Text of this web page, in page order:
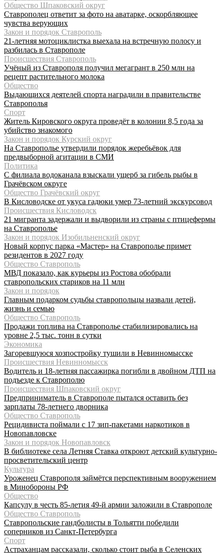
Общество Шпаковский округ
Ставрополец ответит за фото на аватарке, оскорбляющее
чувства верующих
Закон и порядок Ставрополь
21-летняя мотоциклистка выехала на встречную полосу и
разбилась в Ставрополе
Происшествия Ставрополь
Учёный из Ставрополя получил мегагрант в 250 млн на
рецепт растительного молока
Общество
Выдающихся деятелей спорта наградили в правительстве
Ставрополья
Спорт
Житель Кировского округа проведёт в колонии 8,5 года за
убийство знакомого
Закон и порядок Курский округ
На Ставрополье утвердили порядок жеребьёвок для
предвыборной агитации в СМИ
Политика
С филиала водоканала взыскали ущерб за гибель рыбы в
Грачёвском округе
Общество Грачёвский округ
В Кисловодске от укуса гадюки умер 73-летний экскурсовод
Происшествия Кисловодск
21 мигранта задержали и выдворили из страны с птицефермы
на Ставрополье
Закон и порядок Изобильненский округ
Новый корпус парка «Мастер» на Ставрополье примет
резидентов в 2027 году
Общество Ставрополь
МВД показало, как курьеры из Ростова обобрали
ставропольских стариков на 11 млн
Закон и порядок
Главным подарком судьбы ставропольцы назвали детей,
жизнь и семью
Общество Ставрополь
Продажи топлива на Ставрополье стабилизировались на
уровне 2,5 тыс. тонн в сутки
Экономика
Загоревшуюся хозпостройку тушили в Невинномысске
Происшествия Невинномысск
Водитель и 18-летняя пассажирка погибли в двойном ДТП на
подъезде к Ставрополю
Происшествия Шпаковский округ
Предприниматель в Ставрополе пытался оставить без
зарплаты 78-летнего дворника
Общество Ставрополь
Рецидивиста поймали с 17 зип-пакетами наркотиков в
Новопавловске
Закон и порядок Новопавловск
В библиотеке села Летняя Ставка откроют детский культурно-
просветительский центр
Культура
Уроженец Ставрополя займётся перспективным вооружением
в Минобороны РФ
Общество
Капсулу в честь 85-летия 49-й армии заложили в Ставрополе
Общество Ставрополь
Ставропольские гандболисты в Тольятти победили
соперников из Санкт-Петербурга
Спорт
Астраханцам рассказали, сколько стоит рыба в Селенских